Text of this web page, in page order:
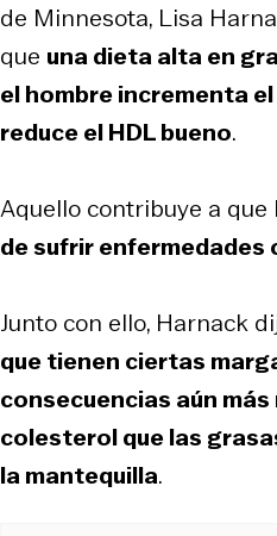
de Minnesota, Lisa
que una dieta alta en
el hombre incrementa
reduce el HDL bueno.
Aquello contribuye a que
de sufrir enfermedades
Junto con ello, Harnack
que tienen ciertas
consecuencias aún
colesterol que las
la mantequilla.